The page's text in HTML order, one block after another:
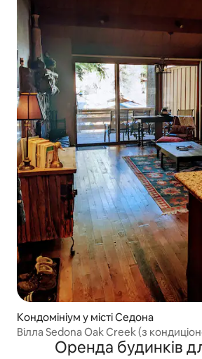
Кондомініум у місті Седона
Вілла Sedona Oak Creek (з
опаленням)Оренда будинків